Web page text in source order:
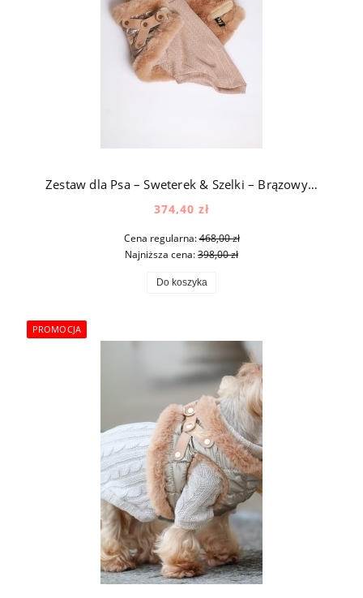
Zestaw dla Psa – Sweterek & Szelki – Brązowy & Szampański
374,40 zł
Cena regularna:468,00 zł
Najniższa cena:398,00 zł
Do koszyka
PROMOCJA